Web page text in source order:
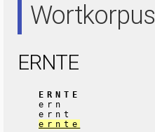
Wortkorpus
ERNTE
ERNTE
ern
ernt
ernte